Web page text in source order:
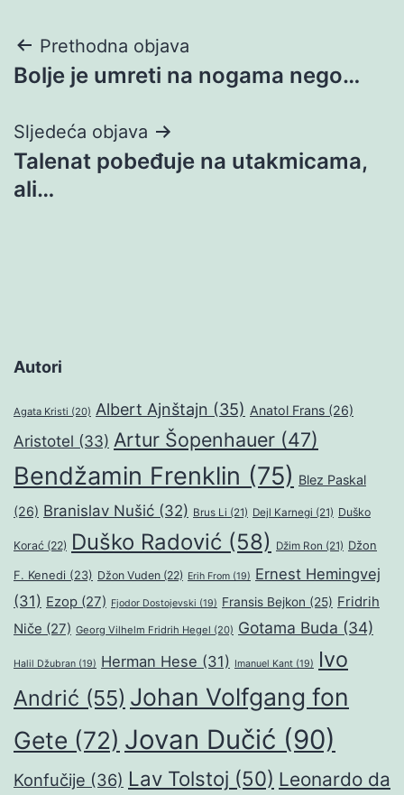
Navigacija
objava
Prethodna objava
Bolje je umreti na nogama nego…
Sljedeća objava
Talenat pobeđuje na utakmicama,
ali…
Autori
Agata Kristi (20) Albert Ajnštajn (35) Anatol Frans (26)
Aristotel (33) Artur Šopenhauer (47)
Bendžamin Frenklin (75) Blez Paskal
(26) Branislav Nušić (32) Brus Li (21) Dejl Karnegi (21) Duško
Korać (22) Duško Radović (58) Džim Ron (21) Džon
F. Kenedi (23) Džon Vuden (22) Erih From (19) Ernest Hemingvej
(31) Ezop (27) Fjodor Dostojevski (19) Fransis Bejkon (25) Fridrih
Niče (27) Georg Vilhelm Fridrih Hegel (20) Gotama Buda (34)
Halil Džubran (19) Herman Hese (31) Imanuel Kant (19)
Ivo
Andrić (55) Johan Volfgang fon
Gete (72) Jovan Dučić (90)
Konfučije (36) Lav Tolstoj (50) Leonardo da